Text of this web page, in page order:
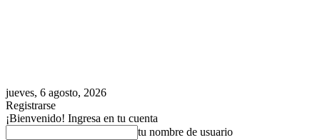
jueves, 6 agosto, 2026
Registrarse
¡Bienvenido! Ingresa en tu cuenta
tu nombre de usuario